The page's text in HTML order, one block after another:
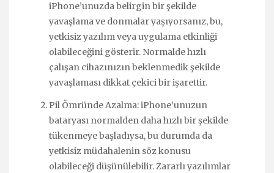
iPhone’unuzda belirgin bir şekilde
yavaşlama ve donmalar yaşıyorsanız, bu,
yetkisiz yazılım veya uygulama etkinliği
olabileceğini gösterir. Normalde hızlı
çalışan cihazınızın beklenmedik şekilde
yavaşlaması dikkat çekici bir işarettir.
Pil Ömründe Azalma: iPhone’unuzun
bataryası normalden daha hızlı bir şekilde
tükenmeye başladıysa, bu durumda da
yetkisiz müdahalenin söz konusu
olabileceği düşünülebilir. Zararlı yazılımlar